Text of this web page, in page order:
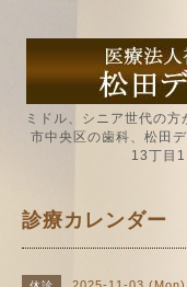
ミドル、シニア世代の
市中央区の歯科、松田
13丁目
診療カレンダー